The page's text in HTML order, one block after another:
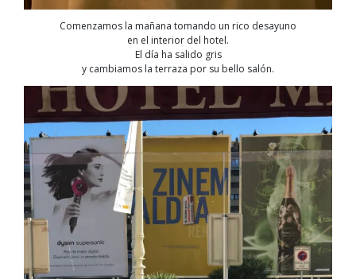
Comenzamos la mañana tomando un rico desayuno
en el interior del hotel.
El día ha salido gris
y cambiamos la terraza por su bello salón.